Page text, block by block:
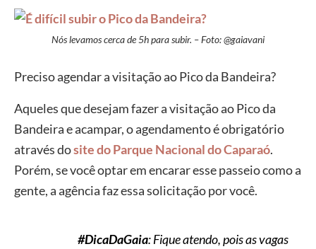
Nós levamos cerca de 5h para subir. – Foto: @gaiavani
Preciso agendar a visitação ao Pico da Bandeira?
Aqueles que desejam fazer a visitação ao Pico da
Bandeira e acampar, o agendamento é obrigatório
através dosite do Parque Nacional do Caparaó.
Porém, se você optar em encarar esse passeio como a
gente, a agência faz essa solicitação por você.
#DicaDaGaia: Fique atendo, pois as vagas